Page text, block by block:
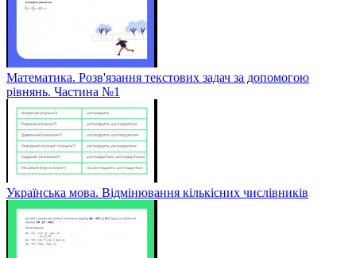
Математика. Розв'язання текстових задач за допомогою
рівнянь. Частина №1
Українська мова. Відмінювання кількісних числівників